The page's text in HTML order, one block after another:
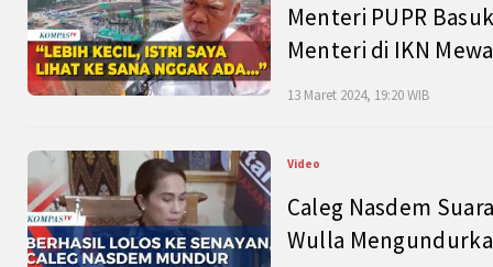
Menteri PUPR
Menteri di IKN
13 Maret 2024, 19:20 WIB
Video
Caleg Nasdem
Wulla